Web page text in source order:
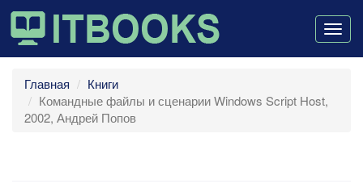
Главная
Книги
Командные файлы и сценарии Windows Script Host,
2002, Андрей Попов